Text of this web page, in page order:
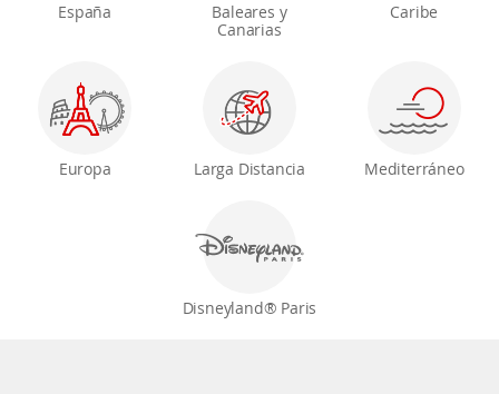
España
Baleares y
Canarias
Caribe
Europa Larga Distancia Mediterráneo
Disneyland® Paris